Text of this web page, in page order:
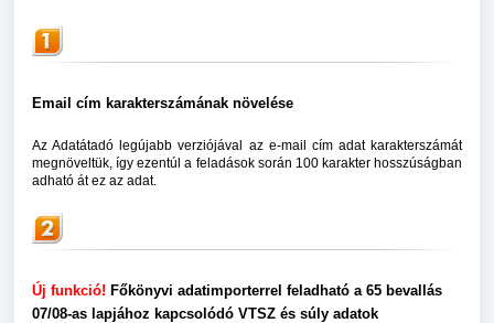
Email cím karakterszámának növelése
Az Adatátadó legújabb verziójával az e-mail cím adat karakterszámát
megnöveltük, így ezentúl a feladások során 100 karakter hosszúságban
adható át ez az adat.
Új funkció! Főkönyvi adatimporterrel feladható a 65 bevallás
07/08-as lapjához kapcsolódó VTSZ és súly adatok